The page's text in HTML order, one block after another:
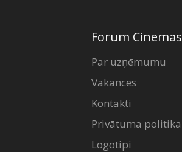
Forum Cinemas
Par uzņēmumu
Vakances
Kontakti
Privātuma politika
Logotipi